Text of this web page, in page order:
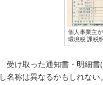
個人事業主
環境税 課税
受け取った通知書・明細書
し名称は異なるかもしれな